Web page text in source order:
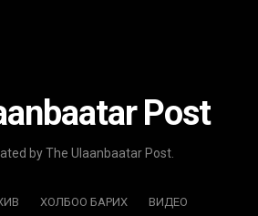
Post
by The Ulaanbaatar Post.
ХОЛБОО БАРИХ ВИДЕО